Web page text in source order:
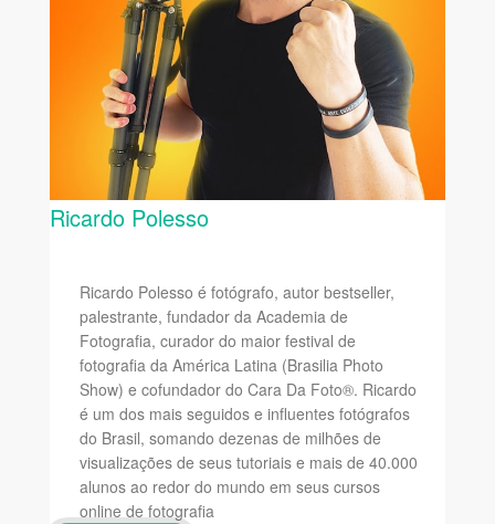
Ricardo Polesso
Ricardo Polesso é fotógrafo, autor bestseller,
palestrante, fundador da Academia de
Fotografia, curador do maior festival de
fotografia da América Latina (Brasilia Photo
Show) e cofundador do Cara Da Foto®. Ricardo
é um dos mais seguidos e influentes fotógrafos
do Brasil, somando dezenas de milhões de
visualizações de seus tutoriais e mais de 40.000
alunos ao redor do mundo em seus cursos
online de fotografia